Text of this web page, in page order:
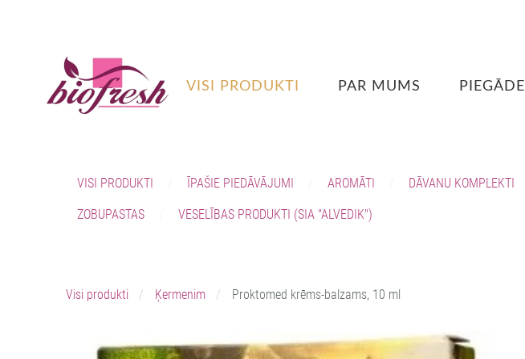
VISI PRODUKTI PAR MUMS PIEGĀDE
VISI PRODUKTI ĪPAŠIE PIEDĀVĀJUMI AROMĀTI DĀVANU KOMPLEKTI
ZOBUPASTAS VESELĪBAS PRODUKTI (SIA "ALVEDIK")
Visi produkti Ķermenim Proktomed krēms-balzams, 10 ml